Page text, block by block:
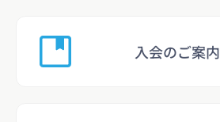
入会のご案内